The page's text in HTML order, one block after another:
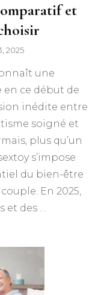
et
2025
une
ce début de
inédite entre
soigné et
plus qu’un
s’impose
du bien-être
En 2025,
et des …